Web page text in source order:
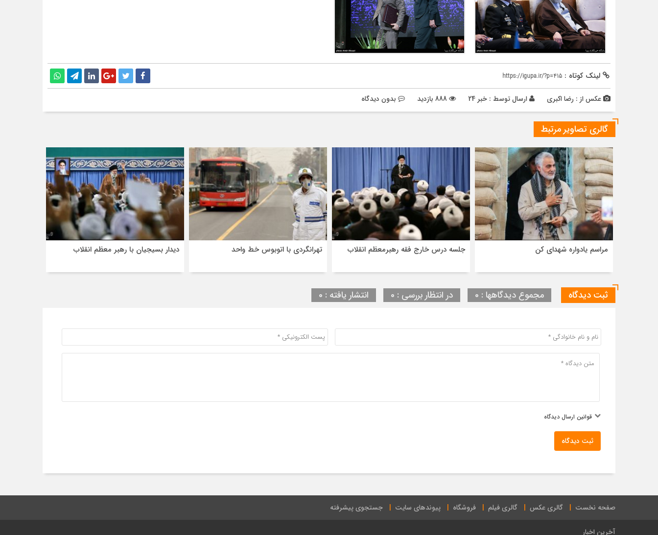
لینک کوتاه : https://igupa.ir/?p=415
عکس از : رضا اکبری ارسال توسط : خبر 24 بدون دیدگاه
گالری تصاویر مرتبط
مراسم یادواره شهدای کن جلسه درس خارج فقه رهبرمعظم انقلاب تهرانگردی با اتوبوس خط واحد دیدار بسیجیان با رهبر معظم انقلاب
ثبت دیدگاه مجموع دیدگاهها : 0 در انتظار بررسی : 0 انتشار یافته : 0
قوانین ارسال دیدگاه
ثبت دیدگاه
صفحه نخست گالری عکس گالری فیلم فروشگاه پیوندهای سایت جستجوی پیشرفته
آخرین اخبار